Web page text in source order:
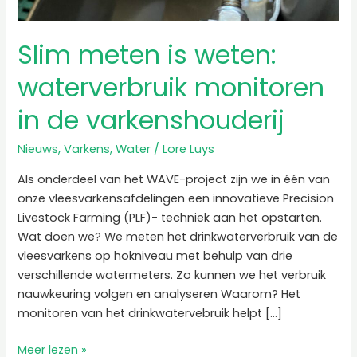
Slim meten is weten:
waterverbruik monitoren
in de varkenshouderij
Nieuws,Varkens,Water /Lore Luys
Als onderdeel van het WAVE-project zijn we in één van
onze vleesvarkensafdelingen een innovatieve Precision
Livestock Farming (PLF)- techniek aan het opstarten.
Wat doen we? We meten het drinkwaterverbruik van de
vleesvarkens op hokniveau met behulp van drie
verschillende watermeters. Zo kunnen we het verbruik
nauwkeuring volgen en analyseren Waarom? Het
monitoren van het drinkwatervebruik helpt […]
varkenshouderij
Meer lezen »